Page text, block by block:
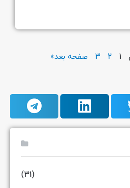
2
3 صفحه بعد»